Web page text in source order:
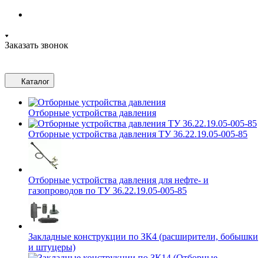
Заказать звонок
Каталог
Отборные устройства давления
Отборные устройства давления ТУ 36.22.19.05-005-85
Отборные устройства давления для нефте- и
газопроводов по ТУ 36.22.19.05-005-85
Закладные конструкции по ЗК4 (расширители, бобышки
и штуцеры)